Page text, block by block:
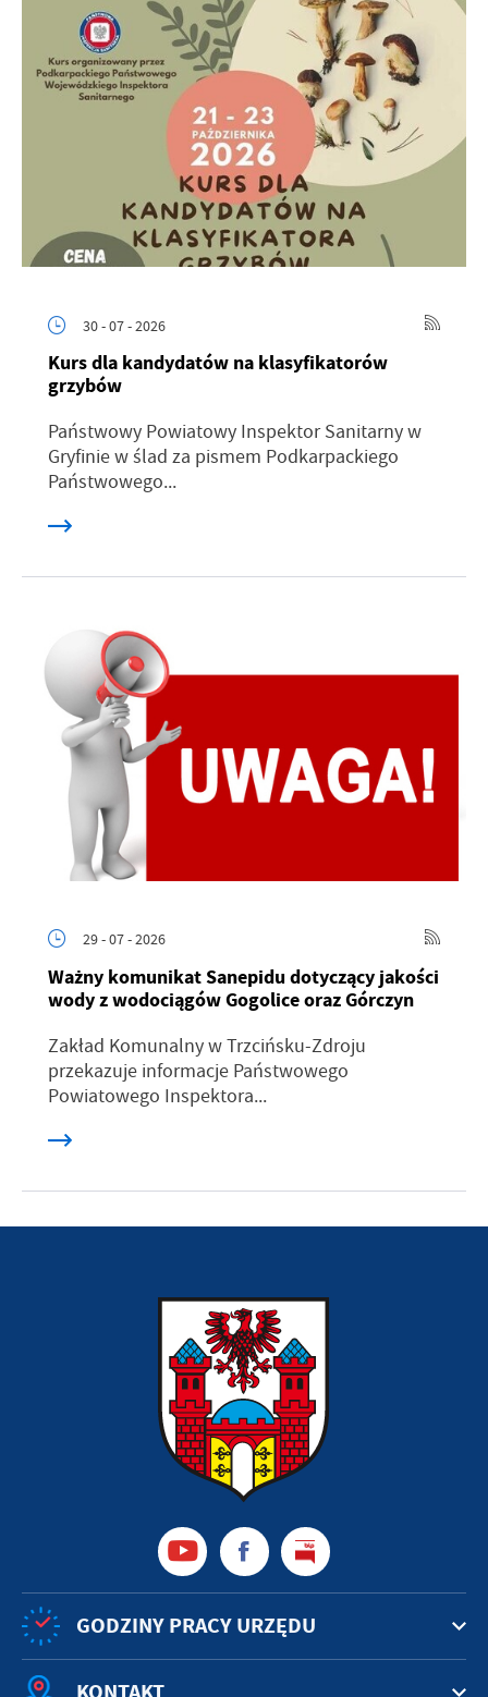
30 - 07 - 2026
Kurs dla kandydatów na klasyfikatorów
grzybów
Państwowy Powiatowy Inspektor Sanitarny w
Gryfinie w ślad za pismem Podkarpackiego
Państwowego...
29 - 07 - 2026
Ważny komunikat Sanepidu dotyczący jakości
wody z wodociągów Gogolice oraz Górczyn
Zakład Komunalny w Trzcińsku-Zdroju
przekazuje informacje Państwowego
Powiatowego Inspektora...
GODZINY PRACY URZĘDU